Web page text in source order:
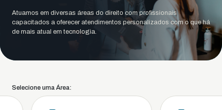
Atuamos em diversas áreas do direito com profissionais
capacitados a oferecer atendimentos personalizados com o que há
de mais atual em tecnologia.
Selecione uma Área: